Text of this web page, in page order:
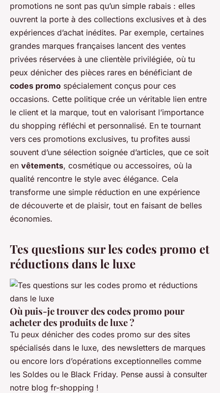
promotions ne sont pas qu’un simple rabais : elles
ouvrent la porte à des collections exclusives et à des
expériences d’achat inédites. Par exemple, certaines
grandes marques françaises lancent des ventes
privées réservées à une clientèle privilégiée, où tu
peux dénicher des pièces rares en bénéficiant de
codes promo spécialement conçus pour ces
occasions. Cette politique crée un véritable lien entre
le client et la marque, tout en valorisant l’importance
du shopping réfléchi et personnalisé. En te tournant
vers ces promotions exclusives, tu profites aussi
souvent d’une sélection soignée d’articles, que ce soit
en vêtements, cosmétique ou accessoires, où la
qualité rencontre le style avec élégance. Cela
transforme une simple réduction en une expérience
de découverte et de plaisir, tout en faisant de belles
économies.
Tes questions sur les codes promo et
réductions dans le luxe
Où puis-je trouver des codes promo pour
acheter des produits de luxe ?
Tu peux dénicher des codes promo sur des sites
spécialisés dans le luxe, des newsletters de marques
ou encore lors d’opérations exceptionnelles comme
les Soldes ou le Black Friday. Pense aussi à consulter
notre blog fr-shopping !